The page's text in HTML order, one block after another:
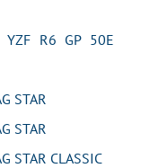
R6 GP 50E
STAR
STAR
CLASSIC